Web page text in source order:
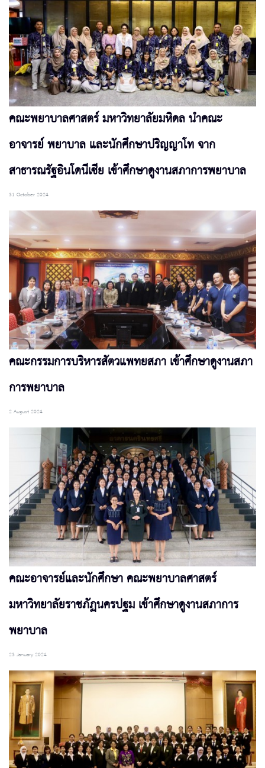
คณะพยาบาลศาสตร์ มหาวิทยาลัยมหิดล นำคณะ
อาจารย์ พยาบาล และนักศึกษาปริญญาโท จาก
สาธารณรัฐอินโดนีเซีย เข้าศึกษาดูงานสภาการพยาบาล
31 October 2024
คณะกรรมการบริหารสัตวแพทยสภา เข้าศึกษาดูงานสภา
การพยาบาล
2 August 2024
คณะอาจารย์และนักศึกษา คณะพยาบาลศาสตร์
มหาวิทยาลัยราชภัฏนครปฐม เข้าศึกษาดูงานสภาการ
พยาบาล
23 January 2024